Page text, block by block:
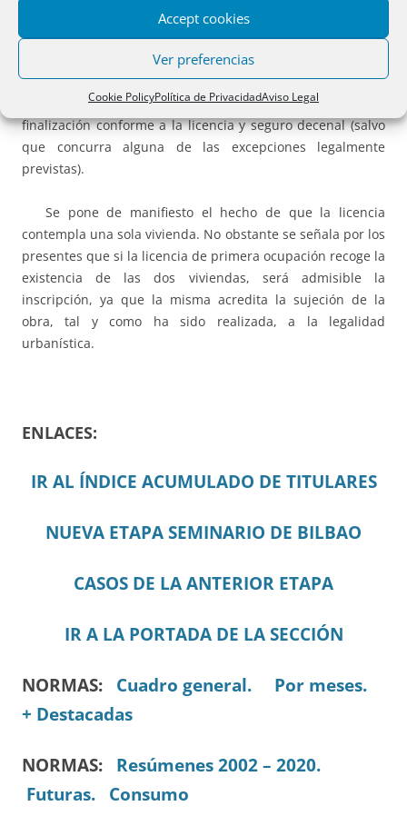
Accept cookies
Ver preferencias
Cookie PolicyPolítica de PrivacidadAviso Legal
Esta obra, en la cual se constituye una vivienda más y se
amplía la edificación, es una obra nueva que debe reunir
la totalidad de los requisitos: seguro decenal, certificado
de eficiencia energética, declaración de técnico sobre la
finalización conforme a la licencia y seguro decenal (salvo
que concurra alguna de las excepciones legalmente
previstas).
Se pone de manifiesto el hecho de que la licencia
contempla una sola vivienda. No obstante se señala por los
presentes que si la licencia de primera ocupación recoge la
existencia de las dos viviendas, será admisible la
inscripción, ya que la misma acredita la sujeción de la
obra, tal y como ha sido realizada, a la legalidad
urbanística.
ENLACES:
IR AL ÍNDICE ACUMULADO DE TITULARES
NUEVA ETAPA SEMINARIO DE BILBAO
CASOS DE LA ANTERIOR ETAPA
IR A LA PORTADA DE LA SECCIÓN
NORMAS: Cuadro general.
Por meses.
+ Destacadas
NORMAS: Resúmenes 2002 – 2020.
Futuras.
Consumo